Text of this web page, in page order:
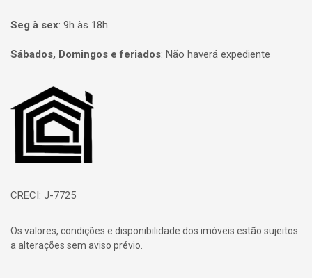
Seg à sex: 9h às 18h
Sábados, Domingos e feriados: Não haverá expediente
Página inicial
CRECI: J-7725
Os valores, condições e disponibilidade dos imóveis estão sujeitos
a alterações sem aviso prévio.